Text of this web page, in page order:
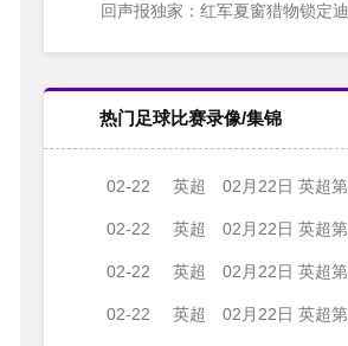
回声报独家：红军夏窗猎物锁定迪奥
热门足球比赛录像/集锦
02-22 英超 02月22日 英超第27轮 曼
02-22 英超 02月22日 英超第27轮 西汉
02-22 英超 02月22日 英超第27轮 切
02-22 英超 02月22日 英超第27轮 布伦